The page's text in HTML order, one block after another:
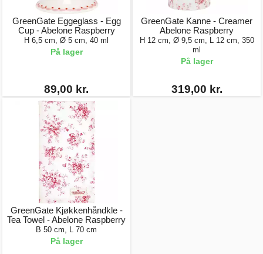
GreenGate Eggeglass - Egg
Cup - Abelone Raspberry
H 6,5 cm, Ø 5 cm, 40 ml
På lager
89,00 kr.
GreenGate Kanne - Creamer
Abelone Raspberry
H 12 cm, Ø 9,5 cm, L 12 cm, 350
ml
På lager
319,00 kr.
GreenGate Kjøkkenhåndkle -
Tea Towel - Abelone Raspberry
B 50 cm, L 70 cm
På lager